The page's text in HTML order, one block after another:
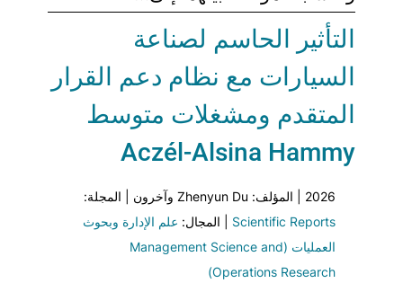
التأثير الحاسم لصناعة
السيارات مع نظام دعم القرار
المتقدم ومشغلات متوسط
Aczél-Alsina Hammy
2026 | المؤلف: Zhenyun Du وآخرون | المجلة:
Scientific Reports | المجال: علم الإدارة وبحوث
العمليات (Management Science and
Operations Research)